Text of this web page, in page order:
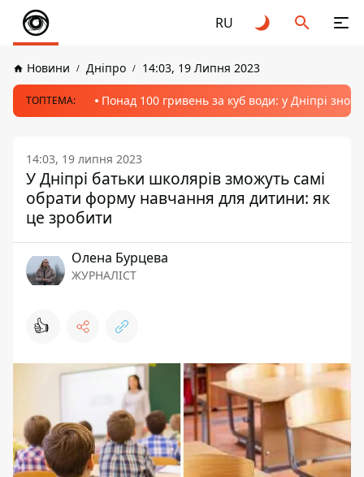
RU
Новини Дніпро 14:03, 19 Липня 2023
ТОПТЕМА: Понад 100 гривень за куб води: у Дніпрі
14:03, 19 липня 2023
У Дніпрі батьки школярів зможуть самі
обрати форму навчання для дитини: як
це зробити
Олена Бурцева
ЖУРНАЛІСТ
👍